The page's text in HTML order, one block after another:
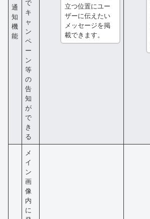
通
知
機
能
で
キ
ャ
ン
ペ
ー
ン
等
の
告
知
が
で
き
る
立つ位置にユー
ザーに伝えたい
メッセージを掲
載できます。
メ
イ
ン
画
像
内
に